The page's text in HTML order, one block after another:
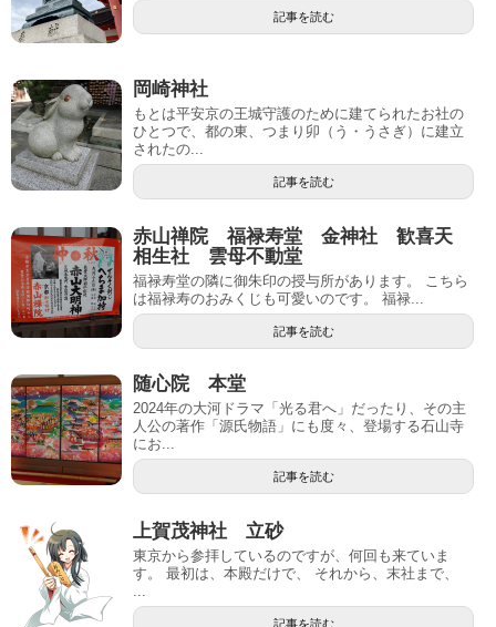
記事を読む
岡崎神社
もとは平安京の王城守護のために建てられたお社の
ひとつで、都の東、つまり卯（う・うさぎ）に建立
されたの...
記事を読む
赤山禅院 福禄寿堂 金神社 歓喜天
相生社 雲母不動堂
福禄寿堂の隣に御朱印の授与所があります。 こちら
は福禄寿のおみくじも可愛いのです。 福禄...
記事を読む
随心院 本堂
2024年の大河ドラマ「光る君へ」だったり、その主
人公の著作「源氏物語」にも度々、登場する石山寺
にお...
記事を読む
上賀茂神社 立砂
東京から参拝しているのですが、何回も来ていま
す。 最初は、本殿だけで、 それから、末社まで、
...
記事を読む